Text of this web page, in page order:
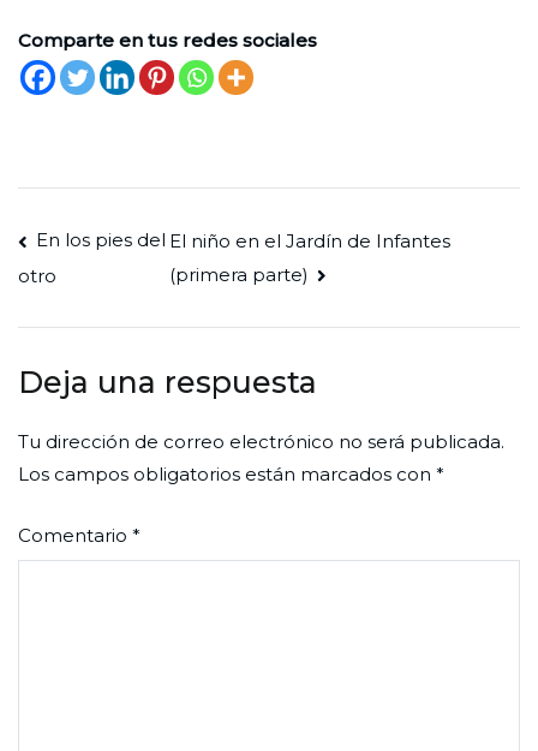
Comparte en tus redes sociales
Navegación
de
En los pies del
otro
El niño en el Jardín de Infantes
(primera parte)
Deja una respuesta
Tu dirección de correo electrónico no será publicada.
Los campos obligatorios están marcados con *
Comentario *